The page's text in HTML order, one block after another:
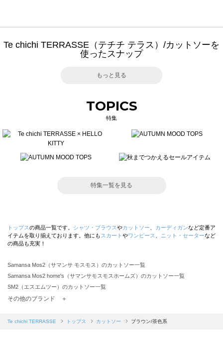
Te chichi TERRASSE（テチチ テラス）/カットソーを
使ったスナップ
もっと見る
TOPICS
特集
特集一覧を見る
トップスの商品一覧です。 シャツ・ブラウスやカットソー カーディガンなど定番ア
イテムを取り揃えております。他にも スカート やワンピース ニット・セーターなど
の商品も充実！
Samansa Mos2（サマンサ モスモス）のカットソー一覧
Samansa Mos2 home's（サマンサモスモスホームズ）のカットソー一覧
SM2（エスエムツー）のカットソー一覧
TSUHARU by Samansa Mos2（ツハルバイサマンサモスモス）のカットソー一覧
Samansa Mos2 blue（サマンサモスモス ブルー）のカットソー一覧
その他のブランド ＋
Te chichi TERRASSE トップス カットソー ブラウン/茶色系